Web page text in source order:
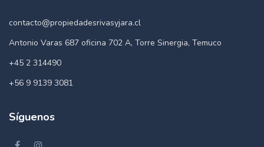
contacto@propiedadesrivasyjara.cl
Antonio Varas 687 oficina 702 A, Torre Sinergia, Temuco
+45 2 314490
+56 9 9139 3081
Síguenos